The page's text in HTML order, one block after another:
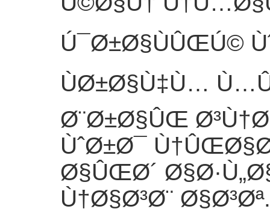
Ú¯Ø±Ø§ÙÛŒÚ©
ÙØ±Ø§Ù‡Ù…
Ø¨Ø±Ø§ÛŒ
ÙˆØ±Ø¯
Ø§ÛŒØ´
Ù†Ø§Ø³Ø¨ Ø§Ø³Øª.